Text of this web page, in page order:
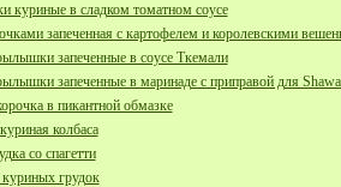
куриные в сладком томатном соусе
запеченная с картофелем и королевскими
запеченные в соусе Ткемали
запеченные в маринаде с приправой для
в пикантной обмазке
колбаса
со спагетти
грудок